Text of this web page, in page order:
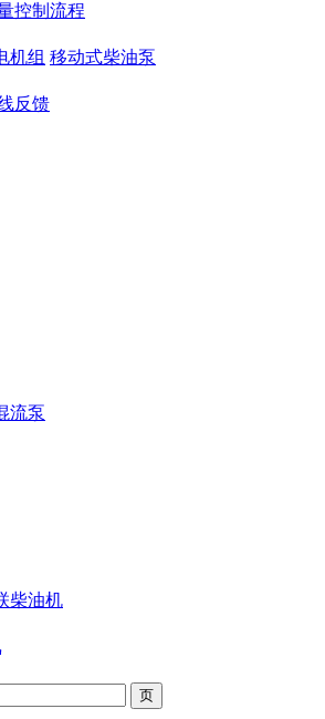
控制流程
机组 移动式柴油泵
反馈